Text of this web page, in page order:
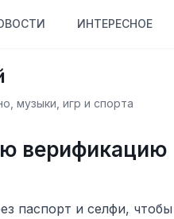
ИНТЕРЕСНОЕ
музыки, игр и спорта
верификацию
паспорт и селфи, чтобы